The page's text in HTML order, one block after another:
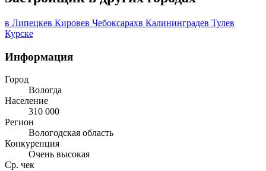
в Липецкев Кировев Чебоксарахв Калининградев Тулев
Курске
Информация
Город
Вологда
Население
310 000
Регион
Вологодская область
Конкуренция
Очень высокая
Ср. чек